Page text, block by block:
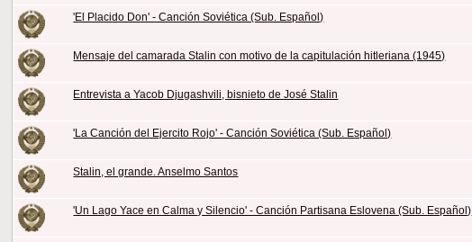
'El Placido Don' - Canción Soviética (Sub. Español)
Mensaje del camarada Stalin con motivo de la capitulación hitleriana (1945)
Entrevista a Yacob Djugashvili, bisnieto de José Stalin
'La Canción del Ejercito Rojo' - Canción Soviética (Sub. Español)
Stalin, el grande. Anselmo Santos
'Un Lago Yace en Calma y Silencio' - Canción Partisana Eslovena (Sub. Español)